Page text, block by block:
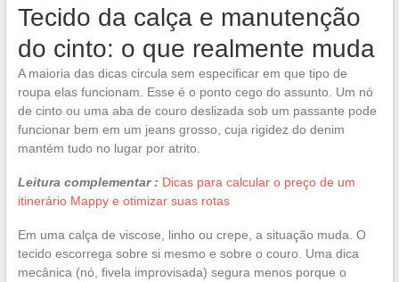
Tecido da calça e manutenção
do cinto: o que realmente muda
A maioria das dicas circula sem especificar em que tipo de
roupa elas funcionam. Esse é o ponto cego do assunto. Um nó
de cinto ou uma aba de couro deslizada sob um passante pode
funcionar bem em um jeans grosso, cuja rigidez do denim
mantém tudo no lugar por atrito.
Leitura complementar : Dicas para calcular o preço de um
itinerário Mappy e otimizar suas rotas
Em uma calça de viscose, linho ou crepe, a situação muda. O
tecido escorrega sobre si mesmo e sobre o couro. Uma dica
mecânica (nó, fivela improvisada) segura menos porque o